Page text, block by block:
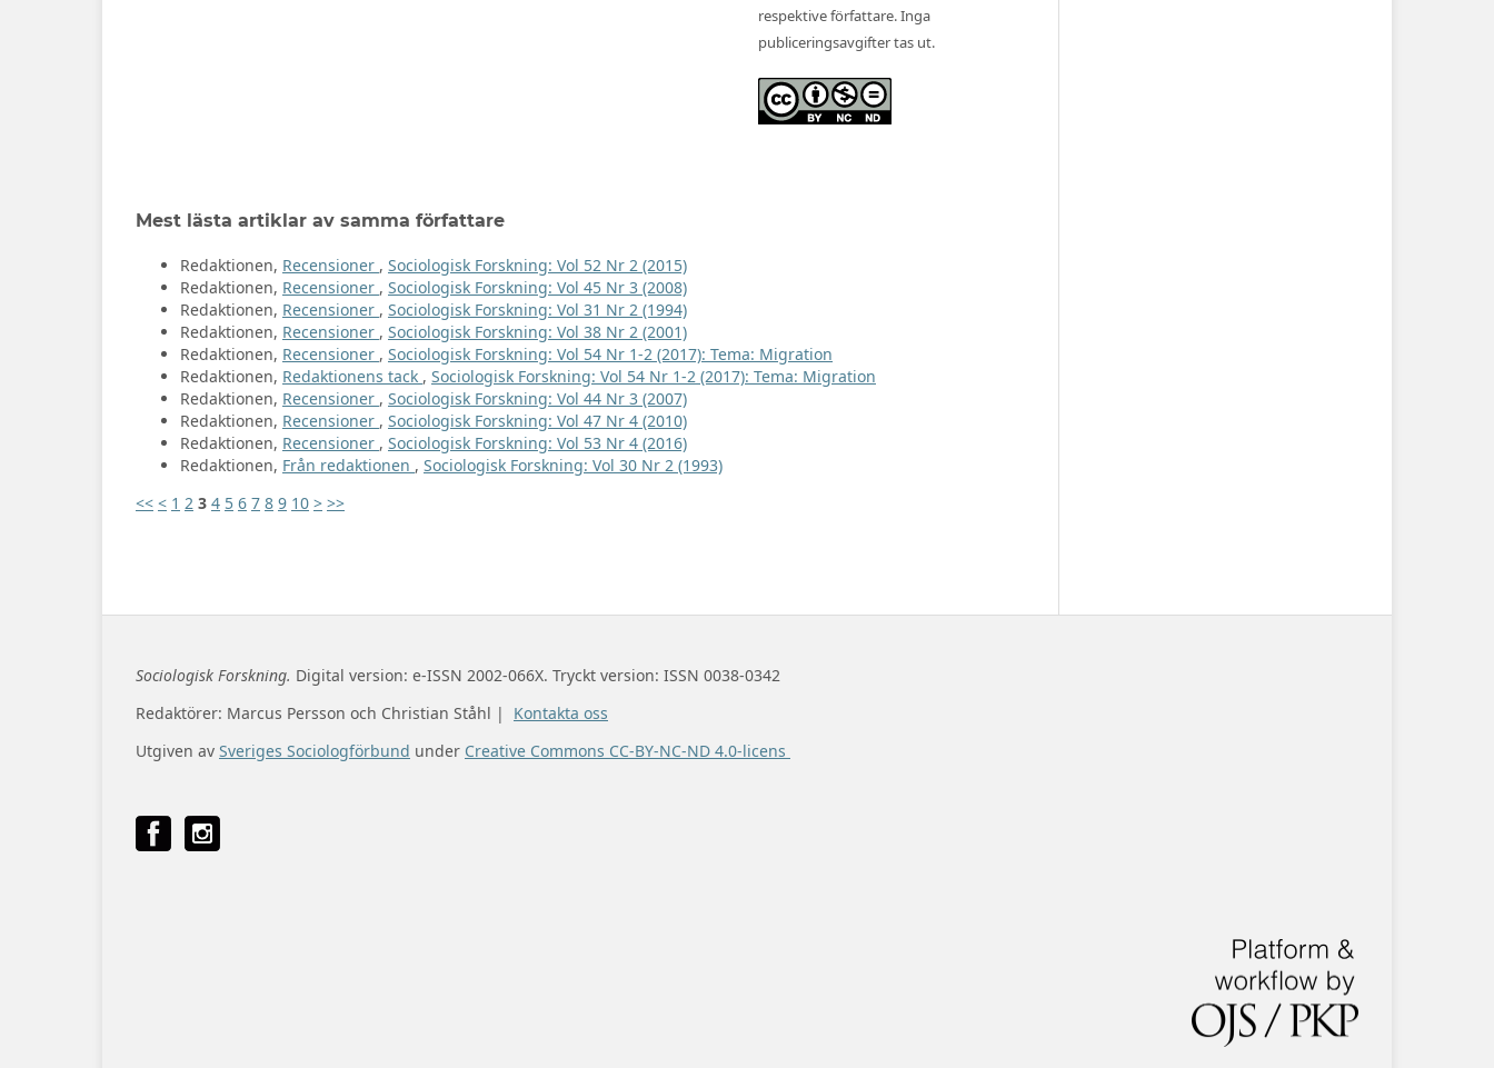
respektive författare. Inga
publiceringsavgifter tas ut.
Mest lästa artiklar av samma författare
Redaktionen, Recensioner , Sociologisk Forskning: Vol 52 Nr 2 (2015)
Redaktionen, Recensioner , Sociologisk Forskning: Vol 45 Nr 3 (2008)
Redaktionen, Recensioner , Sociologisk Forskning: Vol 31 Nr 2 (1994)
Redaktionen, Recensioner , Sociologisk Forskning: Vol 38 Nr 2 (2001)
Redaktionen, Recensioner , Sociologisk Forskning: Vol 54 Nr 1-2 (2017): Tema: Migration
Redaktionen, Redaktionens tack , Sociologisk Forskning: Vol 54 Nr 1-2 (2017): Tema: Migration
Redaktionen, Recensioner , Sociologisk Forskning: Vol 44 Nr 3 (2007)
Redaktionen, Recensioner , Sociologisk Forskning: Vol 47 Nr 4 (2010)
Redaktionen, Recensioner , Sociologisk Forskning: Vol 53 Nr 4 (2016)
Redaktionen, Från redaktionen , Sociologisk Forskning: Vol 30 Nr 2 (1993)
<< < 1 2 3 4 5 6 7 8 9 10 > >>
Sociologisk Forskning. Digital version: e-ISSN 2002-066X. Tryckt version: ISSN 0038-0342
Redaktörer: Marcus Persson och Christian Ståhl | Kontakta oss
Utgiven av Sveriges Sociologförbund under Creative Commons CC-BY-NC-ND 4.0-licens